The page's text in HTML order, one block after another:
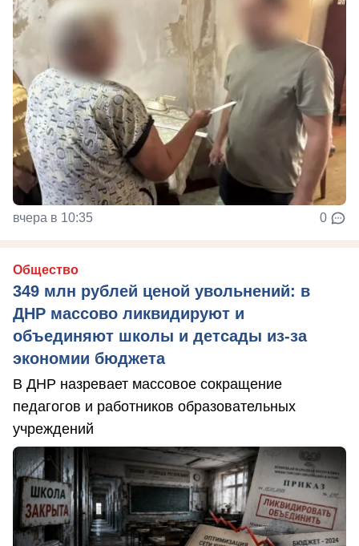
вчера в 10:35 0
Общество
349 млн рублей ценой увольнений: в
ДНР массово ликвидируют и
объединяют школы и детсады из-за
экономии бюджета
В ДНР назревает массовое сокращение
педагогов и работников образовательных
учреждений